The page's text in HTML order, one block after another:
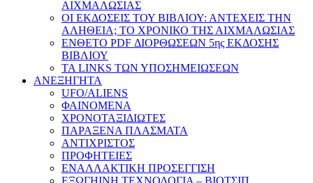
ΑΙΧΜΑΛΩΣΙΑΣ
ΟΙ ΕΚΔΟΣΕΙΣ ΤΟΥ ΒΙΒΛΙΟΥ: ΑΝΤΕΧΕΙΣ ΤΗΝ
ΑΛΗΘΕΙΑ; ΤΟ ΧΡΟΝΙΚΟ ΤΗΣ ΑΙΧΜΑΛΩΣΙΑΣ
ΕΝΘΕΤΟ PDF ΔΙΟΡΘΩΣΕΩΝ 5ης ΕΚΔΟΣΗΣ
ΒΙΒΛΙΟΥ
ΤΑ LINKS ΤΩΝ ΥΠΟΣΗΜΕΙΩΣΕΩΝ
ΑΝΕΞΗΓΗΤΑ
UFO/ALIENS
ΦΑΙΝΟΜΕΝΑ
ΧΡΟΝΟΤΑΞΙΔΙΩΤΕΣ
ΠΑΡΑΞΕΝΑ ΠΛΑΣΜΑΤΑ
ΑΝΤΙΧΡΙΣΤΟΣ
ΠΡΟΦΗΤΕΙΕΣ
ΕΝΑΛΛΑΚΤΙΚΗ ΠΡΟΣΕΓΓΙΣΗ
ΕΞΩΓΗΙΝΗ ΤΕΧΝΟΛΟΓΙΑ – ΒΙΟΤΣΙΠ